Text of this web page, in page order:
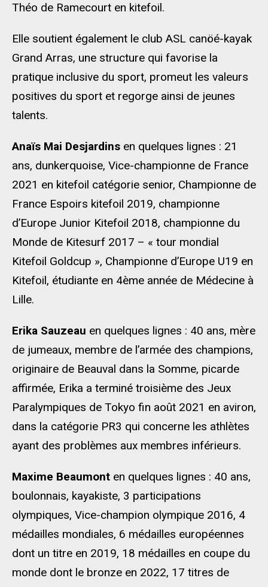
Théo de Ramecourt en kitefoil.
Elle soutient également le club ASL canöé-kayak
Grand Arras, une structure qui favorise la
pratique inclusive du sport, promeut les valeurs
positives du sport et regorge ainsi de jeunes
talents.
Anaïs Mai Desjardins en quelques lignes : 21
ans, dunkerquoise, Vice-championne de France
2021 en kitefoil catégorie senior, Championne de
France Espoirs kitefoil 2019, championne
d’Europe Junior Kitefoil 2018, championne du
Monde de Kitesurf 2017 – « tour mondial
Kitefoil Goldcup », Championne d’Europe U19 en
Kitefoil, étudiante en 4ème année de Médecine à
Lille.
Erika Sauzeau en quelques lignes : 40 ans, mère
de jumeaux, membre de l’armée des champions,
originaire de Beauval dans la Somme, picarde
affirmée, Erika a terminé troisième des Jeux
Paralympiques de Tokyo fin août 2021 en aviron,
dans la catégorie PR3 qui concerne les athlètes
ayant des problèmes aux membres inférieurs.
Maxime Beaumont en quelques lignes : 40 ans,
boulonnais, kayakiste, 3 participations
olympiques, Vice-champion olympique 2016, 4
médailles mondiales, 6 médailles européennes
dont un titre en 2019, 18 médailles en coupe du
monde dont le bronze en 2022, 17 titres de